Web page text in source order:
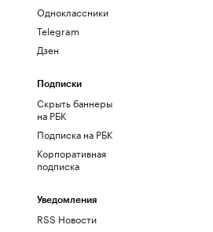
Одноклассники
Telegram
Дзен
Подписки
Скрыть баннеры
на РБК
Подписка на РБК
Корпоративная
подписка
Уведомления
RSS Новости